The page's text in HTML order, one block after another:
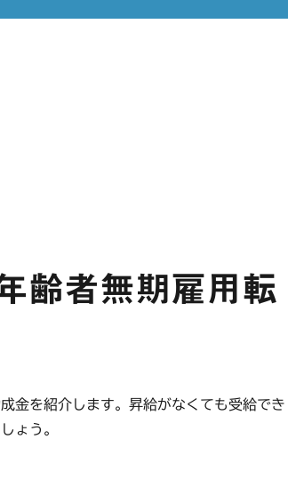
齢者無期雇用転
金を紹介します。昇給がなくても受給でき
ょう。